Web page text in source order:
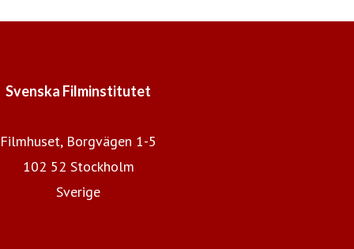
Svenska Filminstitutet
Filmhuset, Borgvägen 1-5
102 52 Stockholm
Sverige